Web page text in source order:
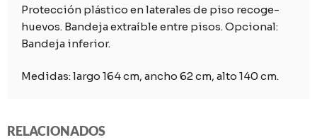
Protección plástico en laterales de piso recoge-
huevos. Bandeja extraíble entre pisos. Opcional:
Bandeja inferior.
Medidas: largo 164 cm, ancho 62 cm, alto 140 cm.
RELACIONADOS